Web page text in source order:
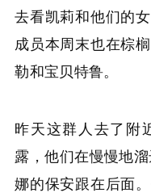
去看凯莉和他们的
成员本周末也在棕
勒和宝贝特鲁。
昨天这群人去了附
露，他们在慢慢地
娜的保安跟在后面